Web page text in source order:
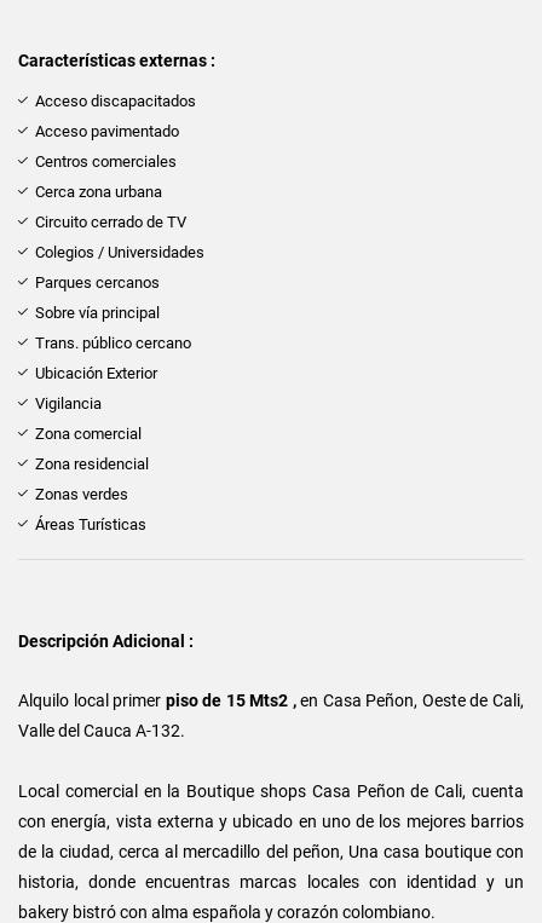
Características externas :
Acceso discapacitados
Acceso pavimentado
Centros comerciales
Cerca zona urbana
Circuito cerrado de TV
Colegios / Universidades
Parques cercanos
Sobre vía principal
Trans. público cercano
Ubicación Exterior
Vigilancia
Zona comercial
Zona residencial
Zonas verdes
Áreas Turísticas
Descripción Adicional :
Alquilo local primer piso de 15 Mts2 ,en Casa Peñon, Oeste de Cali,
Valle del Cauca A-132.
Local comercial en la Boutique shops Casa Peñon de Cali, cuenta
con energía, vista externa y ubicado en uno de los mejores barrios
de la ciudad, cerca al mercadillo del peñon, Una casa boutique con
historia, donde encuentras marcas locales con identidad y un
bakery bistró con alma española y corazón colombiano.